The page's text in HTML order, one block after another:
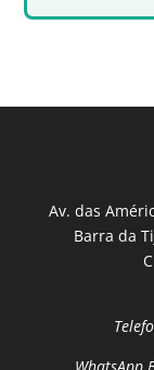
Av. das
Barra da